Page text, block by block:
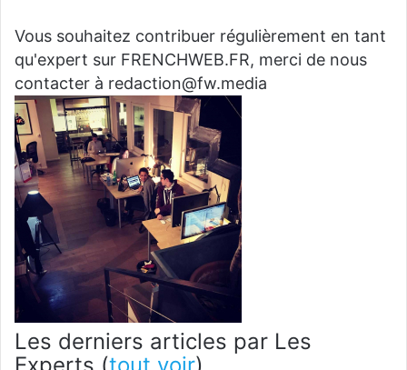
Vous souhaitez contribuer régulièrement en tant
qu'expert sur FRENCHWEB.FR, merci de nous
contacter à redaction@fw.media
Les derniers articles par Les